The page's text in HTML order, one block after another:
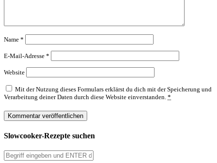
Name *
E-Mail-Adresse *
Website
Mit der Nutzung dieses Formulars erklärst du dich mit der Speicherung und
Verarbeitung deiner Daten durch diese Website einverstanden. *
Slowcooker-Rezepte suchen